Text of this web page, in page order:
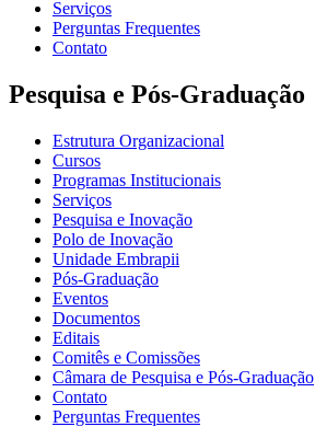
Serviços
Perguntas Frequentes
Contato
Pesquisa e Pós-Graduação
Estrutura Organizacional
Cursos
Programas Institucionais
Serviços
Pesquisa e Inovação
Polo de Inovação
Unidade Embrapii
Pós-Graduação
Eventos
Documentos
Editais
Comitês e Comissões
Câmara de Pesquisa e Pós-Graduação
Contato
Perguntas Frequentes